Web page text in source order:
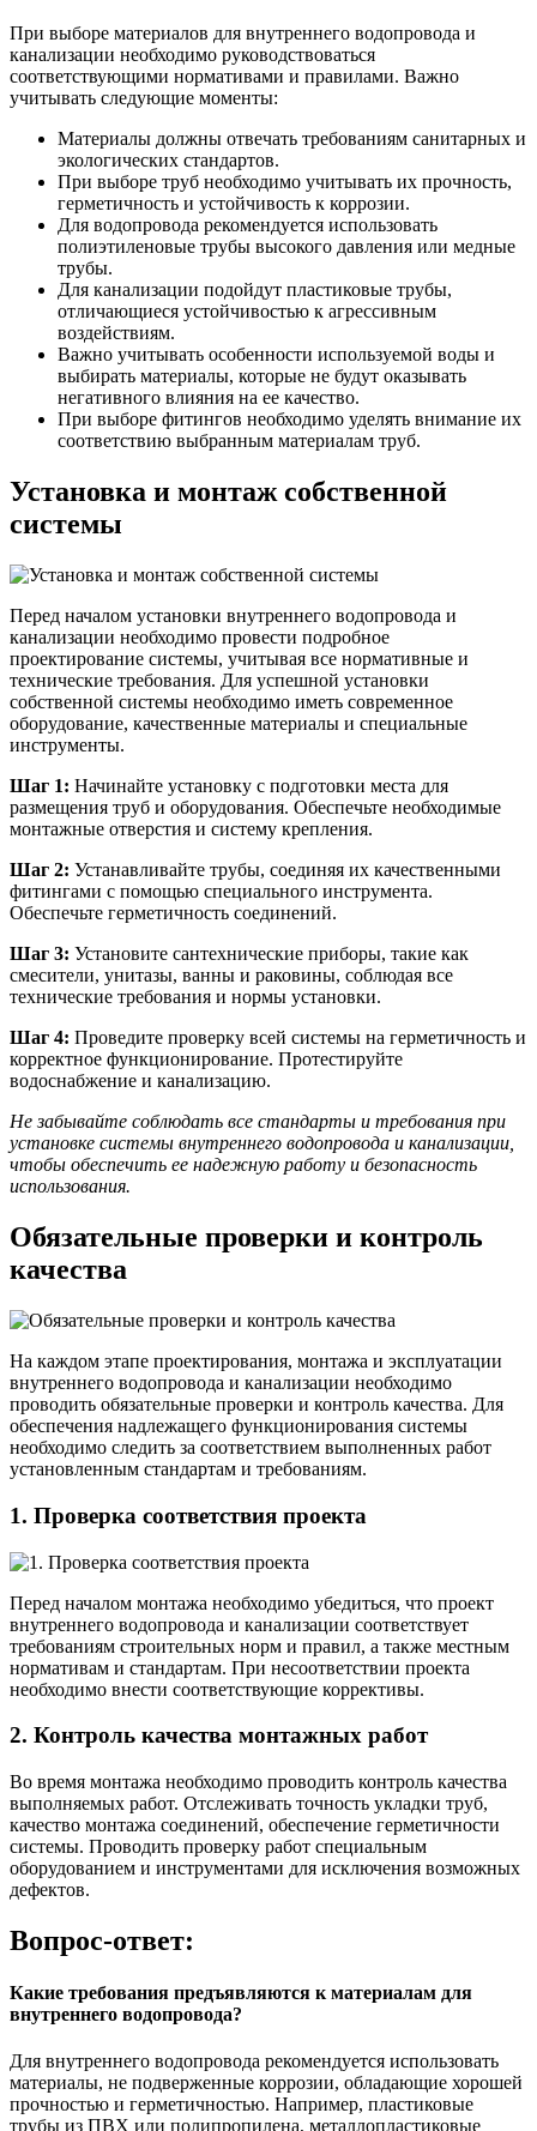
При выборе материалов для внутреннего водопровода и
канализации необходимо руководствоваться
соответствующими нормативами и правилами. Важно
учитывать следующие моменты:
Материалы должны отвечать требованиям санитарных и
экологических стандартов.
При выборе труб необходимо учитывать их прочность,
герметичность и устойчивость к коррозии.
Для водопровода рекомендуется использовать
полиэтиленовые трубы высокого давления или медные
трубы.
Для канализации подойдут пластиковые трубы,
отличающиеся устойчивостью к агрессивным
воздействиям.
Важно учитывать особенности используемой воды и
выбирать материалы, которые не будут оказывать
негативного влияния на ее качество.
При выборе фитингов необходимо уделять внимание их
соответствию выбранным материалам труб.
Установка и монтаж собственной
системы
Перед началом установки внутреннего водопровода и
канализации необходимо провести подробное
проектирование системы, учитывая все нормативные и
технические требования. Для успешной установки
собственной системы необходимо иметь современное
оборудование, качественные материалы и специальные
инструменты.
Шаг 1: Начинайте установку с подготовки места для
размещения труб и оборудования. Обеспечьте необходимые
монтажные отверстия и систему крепления.
Шаг 2: Устанавливайте трубы, соединяя их качественными
фитингами с помощью специального инструмента.
Обеспечьте герметичность соединений.
Шаг 3: Установите сантехнические приборы, такие как
смесители, унитазы, ванны и раковины, соблюдая все
технические требования и нормы установки.
Шаг 4: Проведите проверку всей системы на герметичность и
корректное функционирование. Протестируйте
водоснабжение и канализацию.
Не забывайте соблюдать все стандарты и требования при
установке системы внутреннего водопровода и канализации,
чтобы обеспечить ее надежную работу и безопасность
использования.
Обязательные проверки и контроль
качества
На каждом этапе проектирования, монтажа и эксплуатации
внутреннего водопровода и канализации необходимо
проводить обязательные проверки и контроль качества. Для
обеспечения надлежащего функционирования системы
необходимо следить за соответствием выполненных работ
установленным стандартам и требованиям.
1. Проверка соответствия проекта
Перед началом монтажа необходимо убедиться, что проект
внутреннего водопровода и канализации соответствует
требованиям строительных норм и правил, а также местным
нормативам и стандартам. При несоответствии проекта
необходимо внести соответствующие коррективы.
2. Контроль качества монтажных работ
Во время монтажа необходимо проводить контроль качества
выполняемых работ. Отслеживать точность укладки труб,
качество монтажа соединений, обеспечение герметичности
системы. Проводить проверку работ специальным
оборудованием и инструментами для исключения возможных
дефектов.
Вопрос-ответ:
Какие требования предъявляются к материалам для
внутреннего водопровода?
Для внутреннего водопровода рекомендуется использовать
материалы, не подверженные коррозии, обладающие хорошей
прочностью и герметичностью. Например, пластиковые
трубы из ПВХ или полипропилена, металлопластиковые